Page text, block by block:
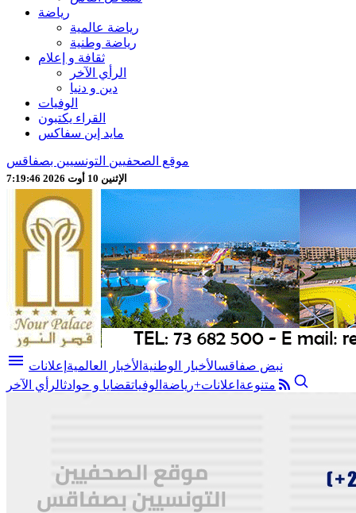
رياضة
رياضة عالمية
رياضة وطنية
ثقافة و إعلام
الرأي الآخر
دين و دنيا
الوفيات
القراء يكتبون
مايد إين سفاكس
موقع الصحفيين التونسيين بصفاقس
الإثنين 10 أوت 2026 7:19:48
menu نبض صفاقسالأخبار الوطنية الأخبار العالمية إعلانات
متنوعة اعلانات+رياضة الوفياتقضايا و حوادثالرأي الآخر